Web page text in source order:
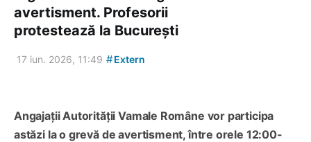
avertisment. Profesorii
protestează la București
17 iun. 2026, 11:49 #Extern
Angajații Autorității Vamale Române vor participa
astăzi la o grevă de avertisment, între orele 12:00-